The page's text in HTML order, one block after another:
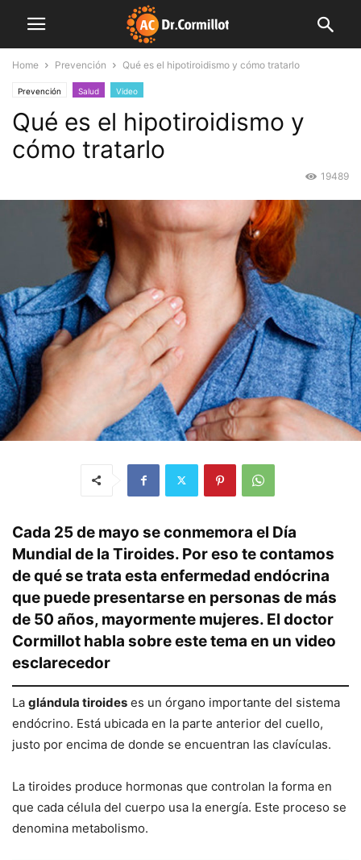
Home Prevención Qué es el hipotiroidismo y cómo tratarlo
Prevención Salud Video
Qué es el hipotiroidismo y
cómo tratarlo
19489
Cada 25 de mayo se conmemora el Día
Mundial de la Tiroides. Por eso te contamos
de qué se trata esta enfermedad endócrina
que puede presentarse en personas de más
de 50 años, mayormente mujeres. El doctor
Cormillot habla sobre este tema en un video
esclarecedor
La glándula tiroides es un órgano importante del sistema
endócrino. Está ubicada en la parte anterior del cuello,
justo por encima de donde se encuentran las clavículas.
La tiroides produce hormonas que controlan la forma en
que cada célula del cuerpo usa la energía. Este proceso se
denomina metabolismo.